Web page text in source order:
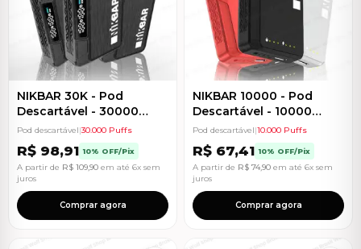
NIKBAR 30K - Pod
Descartável - 30000
Puffs
Pod descartável|30.000 Puffs
R$ 98,91 10% OFF/Pix
A partir de R$ 109,90 em até 6x sem
juros
Comprar agora
NIKBAR 10000 - Pod
Descartável - 10000
Puffs
Pod descartável|10.000 Puffs
R$ 67,41 10% OFF/Pix
A partir de R$ 74,90 em até 6x sem
juros
Comprar agora